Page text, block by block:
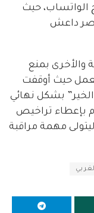
الواتساب، حيث
داعش
والأخرى بمنع
حيث أوقفت
بشكل نهائي
بإعطاء تراخيص
مهمة مراقبة